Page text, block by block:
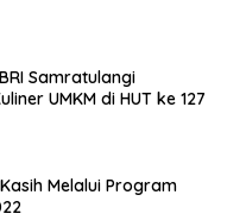
Samratulangi
UMKM di HUT ke 127
Melalui Program